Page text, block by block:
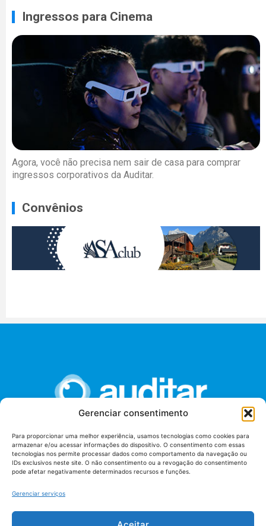
Gerenciar consentimento
Para proporcionar uma melhor experiência, usamos tecnologias como cookies para
armazenar e/ou acessar informações do dispositivo. O consentimento com essas
tecnologias nos permite processar dados como comportamento da navegação ou
IDs exclusivos neste site. O não consentimento ou a revogação do consentimento
pode afetar negativamente determinados recursos e funções.
Gerenciar serviços
Ingressos para Cinema
Agora, você não precisa nem sair de casa para comprar
ingressos corporativos da Auditar.
Convênios
União dos Auditores Federais de Controle Externo -
AUDITAR
Setor de Administração Federal Sul (SAF/Sul), Qd. 04, Lt. 01
Tribunal de Contas da União (TCU), Subsolo, Sala S04
Telefone: (61)3527-7292